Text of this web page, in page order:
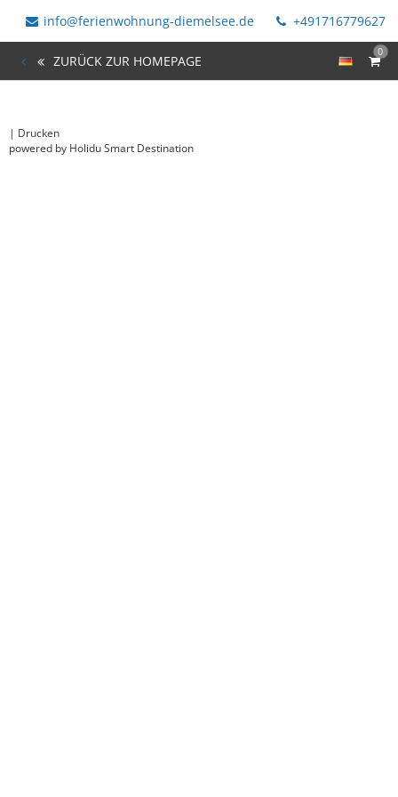
info@ferienwohnung-diemelsee.de +491716779627
0
ZURÜCK ZUR HOMEPAGE
| Drucken
powered by Holidu Smart Destination